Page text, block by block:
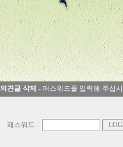
의견글 삭제 - 패스워드를 입력해 주십
패스워드 :